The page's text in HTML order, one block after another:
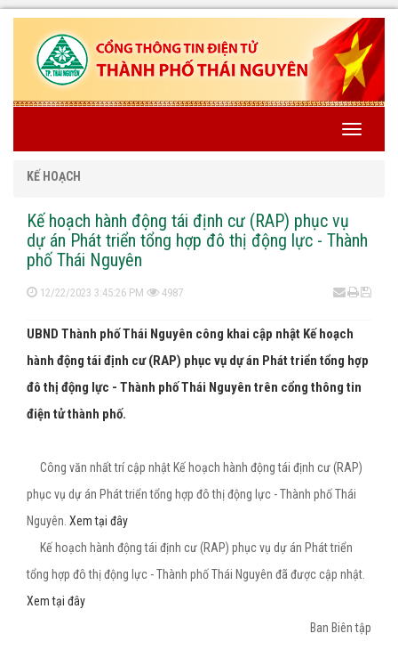
Toggle
KẾ HOẠCH
Kế hoạch hành động tái định cư (RAP) phục vụ
dự án Phát triển tổng hợp đô thị động lực - Thành
phố Thái Nguyên
12/22/2023 3:45:26 PM 4987
UBND Thành phố Thái Nguyên công khai cập nhật Kế hoạch
hành động tái định cư (RAP) phục vụ dự án Phát triển tổng hợp
đô thị động lực - Thành phố Thái Nguyên trên cổng thông tin
điện tử thành phố.
Công văn nhất trí cập nhật Kế hoạch hành động tái định cư (RAP)
phục vụ dự án Phát triển tổng hợp đô thị động lực - Thành phố Thái
Nguyên. Xem tại đây
Kế hoạch hành động tái định cư (RAP) phục vụ dự án Phát triển
tổng hợp đô thị động lực - Thành phố Thái Nguyên đã được cập nhật.
Xem tại đây
Ban Biên tập